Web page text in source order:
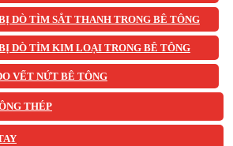
DÒ TÌM SẮT THANH TRONG BÊ TÔNG
DÒ TÌM KIM LOẠI TRONG BÊ TÔNG
VẾT NỨT BÊ TÔNG
THÉP